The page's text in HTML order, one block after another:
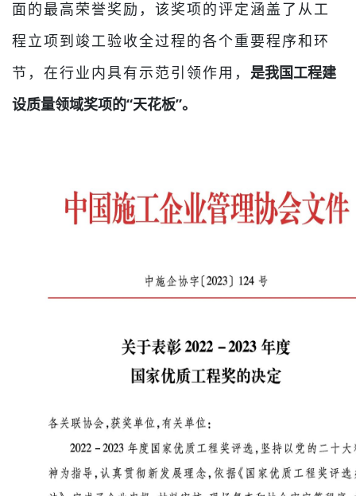
面的最高荣誉奖励，该奖项的评定涵盖了从工
程立项到竣工验收全过程的各个重要程序和环
节，在行业内具有示范引领作用， 是我国工程建
设质量领域奖项的“天花板”。